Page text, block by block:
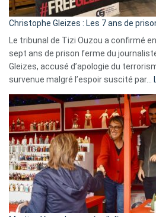
Christophe Gleizes : Les 7 ans de
Le tribunal de Tizi Ouzou a confirmé
sept ans de prison ferme du
Gleizes, accusé d’apologie du
survenue malgré l’espoir suscité par…